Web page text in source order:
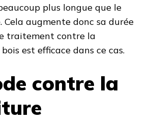
plus longue que le
Cela augmente donc sa durée
traitement contre la
est efficace dans ce cas.
contre la